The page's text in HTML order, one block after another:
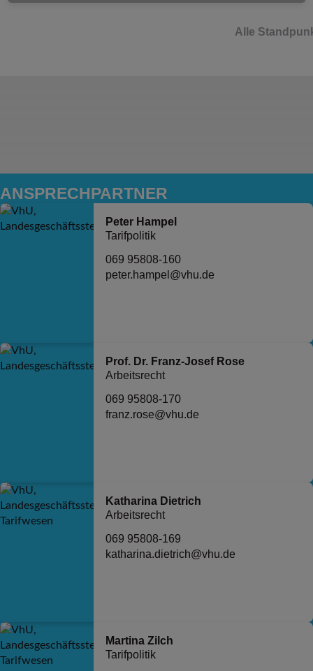
Alle
ANSPRECH­PARTNER
Peter Hampel
Tarifpolitik
069 95808-160
peter.hampel@vhu.de
Prof. Dr. Franz-Josef Rose
Arbeitsrecht
069 95808-170
franz.rose@vhu.de
Katharina Dietrich
Arbeitsrecht
069 95808-169
katharina.dietrich@vhu.de
Martina Zilch
Tarifpolitik